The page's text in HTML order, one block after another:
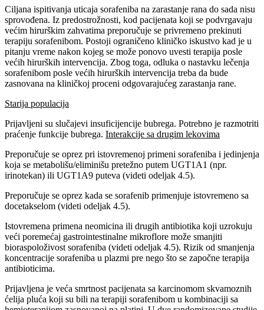
Ciljana ispitivanja uticaja sorafeniba na zarastanje rana do sada nisu
sprovođena. Iz predostrožnosti, kod pacijenata koji se podvrgavaju
većim hirurškim zahvatima preporučuje se privremeno prekinuti
terapiju sorafenibom. Postoji ograničeno kliničko iskustvo kad je u
pitanju vreme nakon kojeg se može ponovo uvesti terapija posle
većih hirurških intervencija. Zbog toga, odluka o nastavku lečenja
sorafenibom posle većih hirurških intervencija treba da bude
zasnovana na kliničkoj proceni odgovarajućeg zarastanja rane.
Starija populacija
Prijavljeni su slučajevi insuficijencije bubrega. Potrebno je razmotriti
praćenje funkcije bubrega. Interakcije sa drugim lekovima
Preporučuje se oprez pri istovremenoj primeni sorafeniba i jedinjenja
koja se metabolišu/eliminišu pretežno putem UGT1A1 (npr.
irinotekan) ili UGT1A9 puteva (videti odeljak 4.5).
Preporučuje se oprez kada se sorafenib primenjuje istovremeno sa
docetakselom (videti odeljak 4.5).
Istovremena primena neomicina ili drugih antibiotika koji uzrokuju
veći poremećaj gastrointestinalne mikroflore može smanjiti
bioraspoloživost sorafeniba (videti odeljak 4.5). Rizik od smanjenja
koncentracije sorafeniba u plazmi pre nego što se započne terapija
antibioticima.
Prijavljena je veća smrtnost pacijenata sa karcinomom skvamoznih
ćelija pluća koji su bili na terapiji sorafenibom u kombinaciji sa